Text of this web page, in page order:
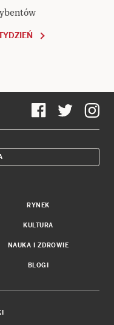
RYNEK
KULTURA
NAUKA I ZDROWIE
BLOGI